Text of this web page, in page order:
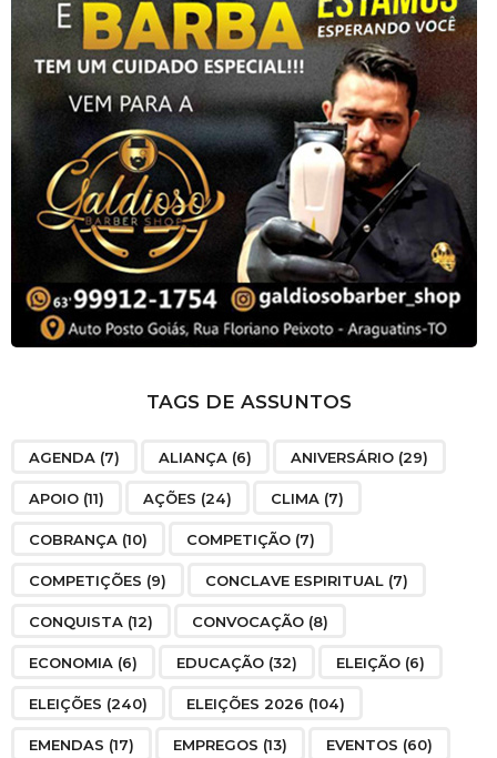
TAGS DE ASSUNTOS
AGENDA (7) ALIANÇA (6) ANIVERSÁRIO (29)
APOIO (11) AÇÕES (24) CLIMA (7)
COBRANÇA (10) COMPETIÇÃO (7)
COMPETIÇÕES (9) CONCLAVE ESPIRITUAL (7)
CONQUISTA (12) CONVOCAÇÃO (8)
ECONOMIA (6) EDUCAÇÃO (32) ELEIÇÃO (6)
ELEIÇÕES (240) ELEIÇÕES 2026 (104)
EMENDAS (17) EMPREGOS (13) EVENTOS (60)